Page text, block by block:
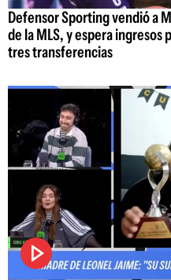
Defensor Sporting vendió a
de la MLS, y espera ingresos
tres transferencias